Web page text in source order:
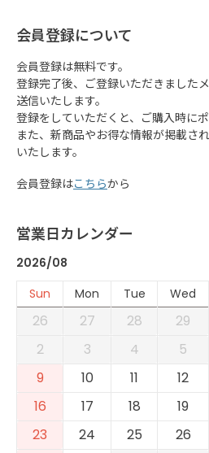
会員登録について
会員登録は無料です。
登録完了後、ご登録いただきました
送信いたします。
登録をしていただくと、ご購入時に
また、新商品やお得な情報が掲載さ
いたします。
会員登録はこちらから
営業日カレンダー
2026/08
Sun
Mon Tue Wed
26 27 28 29
2
3 4 5
9
10 11 12
16
17 18 19
23
24 25 26